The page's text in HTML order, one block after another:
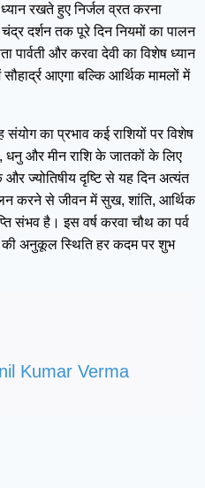
रखते हुए निर्जल व्रत करना
दर्शन तक पूरे दिन नियमों का पालन
पार्वती और करवा देवी का विशेष ध्यान
आएगा बल्कि आर्थिक मामलों में
का प्रभाव कई राशियों पर विशेष
और मीन राशि के जातकों के लिए
ज्योतिषीय दृष्टि से यह दिन अत्यंत
करने से जीवन में सुख, शांति, आर्थिक
संभव है। इस वर्ष करवा चौथ का पर्व
की अनुकूल स्थिति हर कदम पर शुभ
Kumar Verma